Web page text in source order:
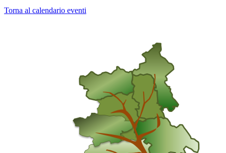
Torna al calendario eventi